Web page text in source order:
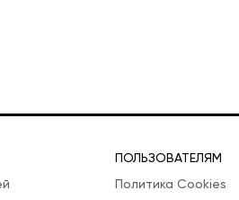
ПОЛЬЗОВАТЕЛЯМ
Политика Cookies